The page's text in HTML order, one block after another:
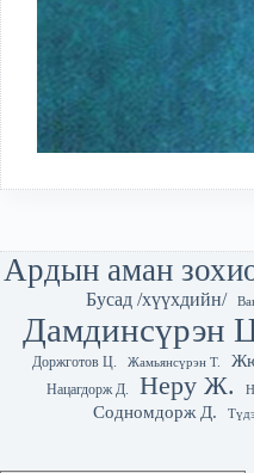
Ардын аман
Бусад /хүүхдийн/
Дамдинсүрэн
Доржготов Ц.
Жамьянсүрэн Т.
Нацагдорж Д. Неру Ж.
Содномдорж Д.